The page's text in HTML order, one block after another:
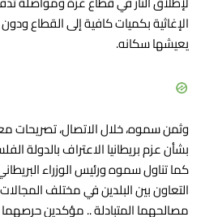
الإغاثية بكميات كافية إلى القطاع
يعيشها سكانه.
وثمن سموه، خلال الاتصال، تصريحات
بشأن عزمبريطانياالاعتراف بالدولة
كما تناول سموه ورئيس الوزراء
التعاون بين البلدين في مختلف
مصالحهما المتبادلة .. مؤكدين